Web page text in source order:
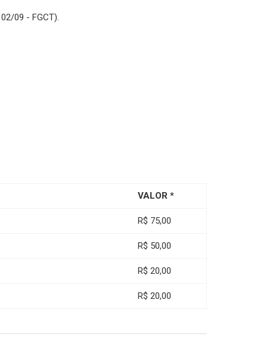
09 - FGCT).
VALOR *
R$ 75,00
R$ 50,00
R$ 20,00
R$ 20,00